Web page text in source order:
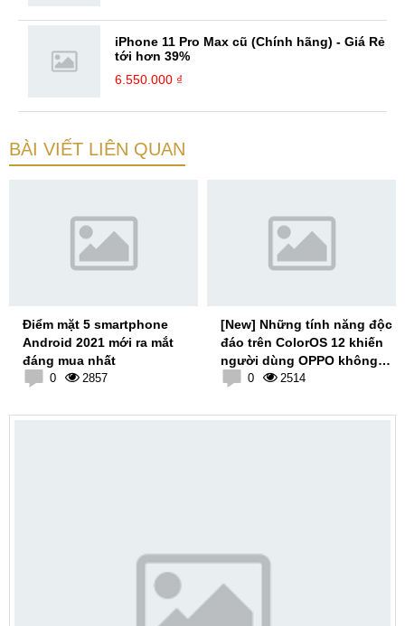
iPhone 11 Pro Max cũ (Chính hãng) - Giá Rẻ
tới hơn 39%
6.550.000 ₫
BÀI VIẾT LIÊN QUAN
Điểm mặt 5 smartphone
Android 2021 mới ra mắt
đáng mua nhất
0 2857
[New] Những tính năng độc
đáo trên ColorOS 12 khiến
người dùng OPPO không
thể bỏ qua
0 2514